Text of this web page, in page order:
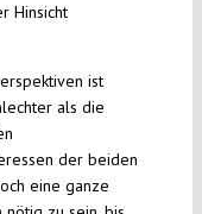
Hinsicht
ist
als die
der beiden
eine ganze